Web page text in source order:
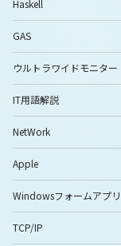
Haskell
GAS
ウルトラワイドモニター
IT用語解説
NetWork
Apple
Windowsフォームアプ
TCP/IP